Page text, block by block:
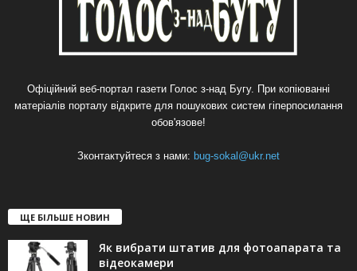
Офіційний веб-портал газети Голос з-над Бугу. При копіюванні
матеріалів порталу відкрите для пошукових систем гіперпосилання
обов'язове!
Зконтактуйтеся з нами: bug-sokal@ukr.net
ЩЕ БІЛЬШЕ НОВИН
Як вибрати штатив для фотоапарата та
відеокамери